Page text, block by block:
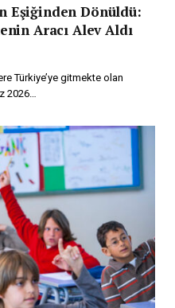
Eşiğinden Dönüldü:
Aracı Alev Aldı
Türkiye’ye gitmekte olan
2026…